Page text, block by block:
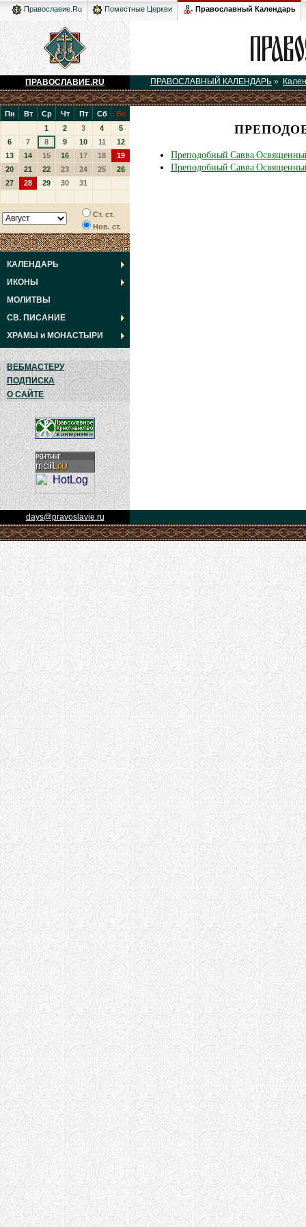
Православие.Ru Поместные Церкви Православный Календарь
ПРАВОСЛАВИЕ.RU ПРАВОСЛАВНЫЙ КАЛЕНДАРЬ »
Пн Вт Ср Чт Пт Сб
Вс
1
2 3 4
5
6
7 8 9 10 11
12
13
14 15 16 17 18
19
20
21 22 23 24 25
26
27
28 29 30 31
Ст. ст.
Нов. ст.
КАЛЕНДАРЬ
ИКОНЫ
МОЛИТВЫ
СВ. ПИСАНИЕ
ХРАМЫ и МОНАСТЫРИ
ВЕБМАСТЕРУ
ПОДПИСКА
О САЙТЕ
Преподобный Савва
Преподобный Савва
days@pravoslavie.ru